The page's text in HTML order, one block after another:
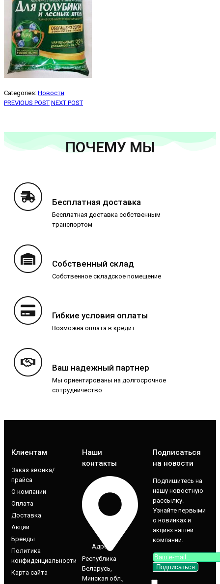
Categories: Новости
PREVIOUS POST NEXT POST
ПОЧЕМУ МЫ
Бесплатная доставка
Бесплатная доставка собственным
транспортом
Собственный склад
Собственное складское помещение
Гибкие условия оплаты
Возможна оплата в кредит
Ваш надежный партнер
Мы ориентированы на долгосрочное
сотрудничество
Клиентам
Заказ звонка/
прайса
О компании
Оплата
Доставка
Акции
Бренды
Политика
конфиденциальности
Карта сайта
Наши
контакты
Адрес
Республика
Беларусь,
Минская обл.,
Подписаться
на новости
Подпишитесь на
нашу новостную
рассылку.
Узнайте первыми
о новинках и
акциях нашей
компании.